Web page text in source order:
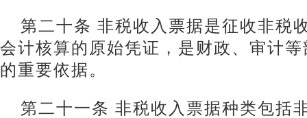
第二十条 非税收入票据是征收非税
会计核算的原始凭证，是财政、审计
的重要依据。
第二十一条 非税收入票据种类包括